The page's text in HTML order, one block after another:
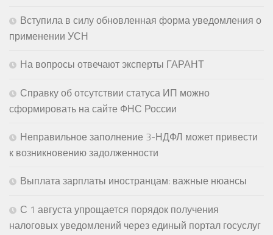
Вступила в силу обновленная форма уведомления о
применении УСН
На вопросы отвечают эксперты ГАРАНТ
Справку об отсутствии статуса ИП можно
сформировать на сайте ФНС России
Неправильное заполнение 3-НДФЛ может привести
к возникновению задолженности
Выплата зарплаты иностранцам: важные нюансы
С 1 августа упрощается порядок получения
налоговых уведомлений через единый портал госуслуг